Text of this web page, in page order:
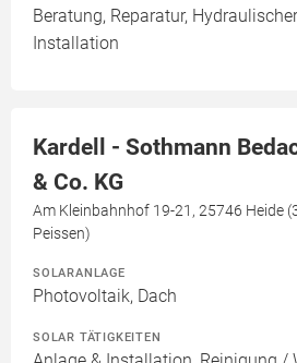
Beratung, Reparatur,
Installation
Kardell - Sothmann
& Co. KG
Am Kleinbahnhof 19-21, 25746 Heide
Peissen)
SOLARANLAGE
Photovoltaik, Dach
SOLAR TÄTIGKEITEN